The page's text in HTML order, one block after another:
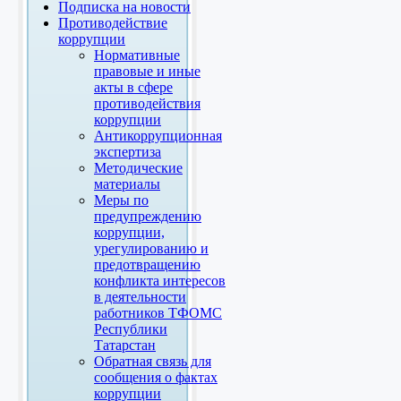
Подписка на новости
Противодействие
коррупции
Нормативные
правовые и иные
акты в сфере
противодействия
коррупции
Антикоррупционная
экспертиза
Методические
материалы
Меры по
предупреждению
коррупции,
урегулированию и
предотвращению
конфликта интересов
в деятельности
работников ТФОМС
Республики
Татарстан
Обратная связь для
сообщения о фактах
коррупции